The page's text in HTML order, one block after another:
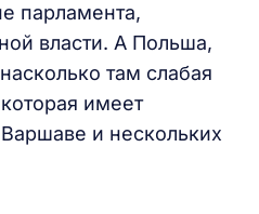
парламента,
власти. А Польша,
там слабая
имеет
и нескольких